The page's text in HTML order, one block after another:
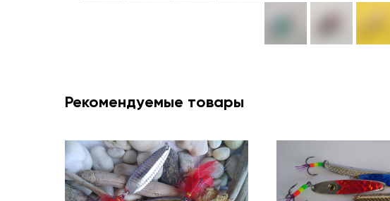
Рекомендуемые товары